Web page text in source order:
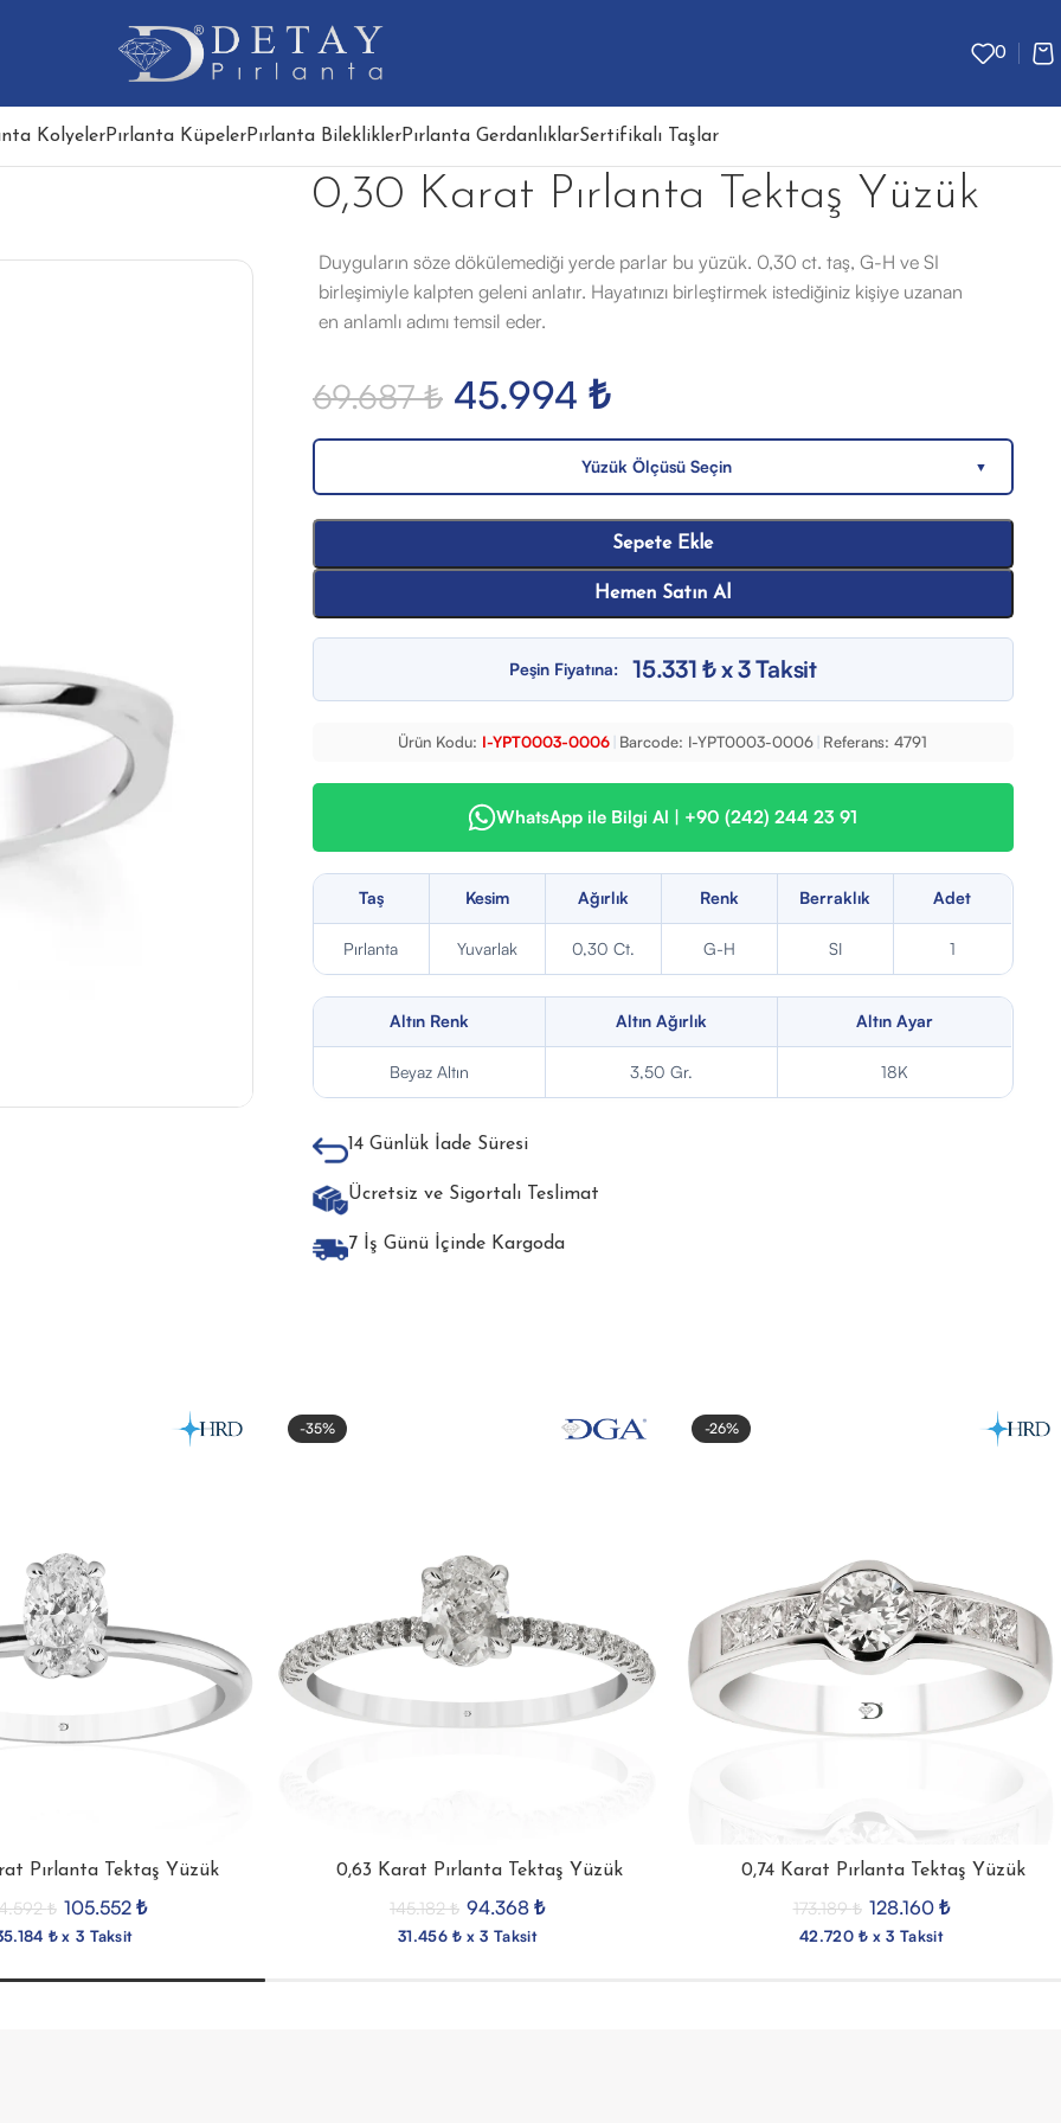
0
KolyelerPırlanta KüpelerPırlanta BilekliklerPırlanta GerdanlıklarSertifikalı Taşlar
0,30 Karat Pırlanta Tektaş Yüzük
Duyguların söze dökülemediği yerde parlar bu yüzük. 0,30 ct. taş, G-H ve SI
birleşimiyle kalpten geleni anlatır. Hayatınızı birleştirmek istediğiniz kişiye uzanan
en anlamlı adımı temsil eder.
69.687₺ 45.994 ₺
Yüzük Ölçüsü Seçin ▼
Sepete Ekle
Hemen Satın Al
Peşin Fiyatına: 15.331 ₺ x 3 Taksit
Ürün Kodu: I-YPT0003-0006 Barcode: I-YPT0003-0006 Referans: 4791
WhatsApp ile Bilgi Al | +90 (242) 244 23 91
Taş Kesim Ağırlık Renk Berraklık Adet
Pırlanta Yuvarlak 0,30 Ct. G-H SI 1
Altın Renk Altın Ağırlık Altın Ayar
Beyaz Altın 3,50 Gr. 18K
14 Günlük İade Süresi
Ücretsiz ve Sigortalı Teslimat
7 İş Günü İçinde Kargoda
Pırlanta Tektaş Yüzük
₺ 105.552 ₺
₺ x 3 Taksit
-35%
0,63 Karat Pırlanta Tektaş Yüzük
145.182₺ 94.368 ₺
31.456 ₺ x 3 Taksit
-26%
0,74 Karat Pırlanta Tektaş Yüzük
173.189₺ 128.160 ₺
42.720 ₺ x 3 Taksit